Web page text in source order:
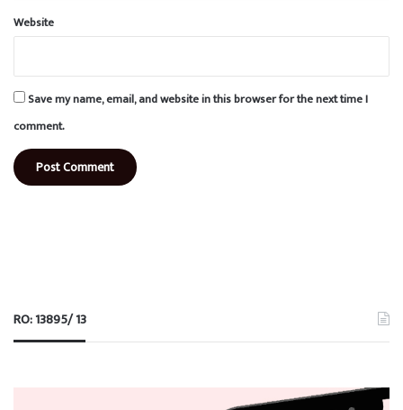
Website
Save my name, email, and website in this browser for the next time I
comment.
RO: 13895/ 13